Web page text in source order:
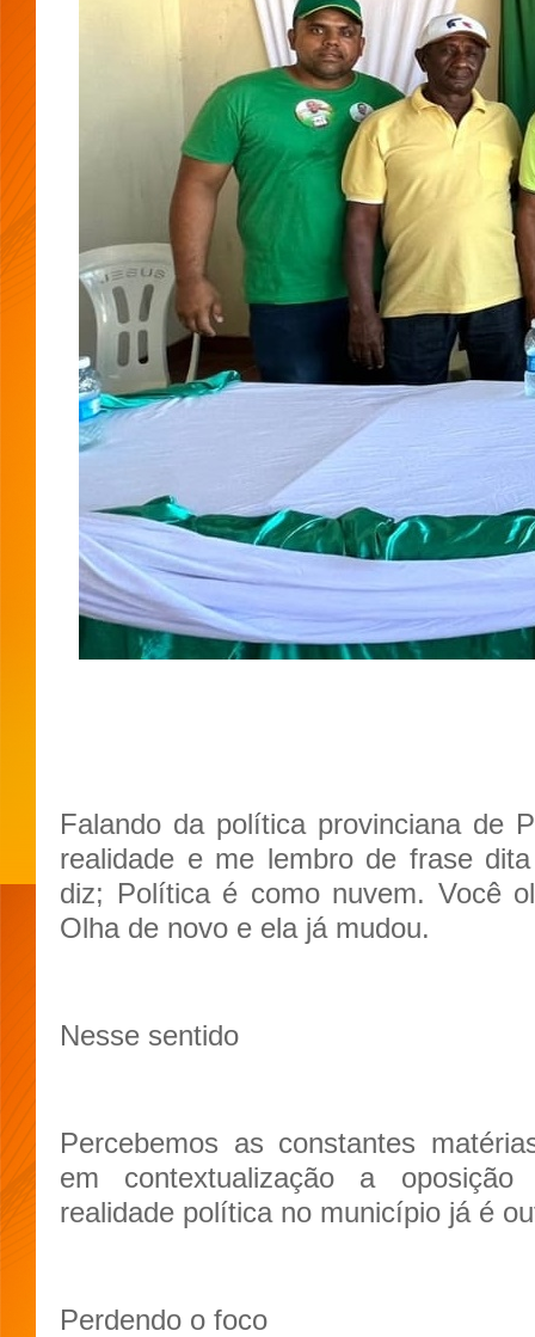
Falando da política provinciana de
realidade e me lembro de frase
diz; Política é como nuvem. Você
Olha de novo e ela já mudou.
Nesse sentido
Percebemos as constantes
em contextualização a oposição
realidade política no município já é
Perdendo o foco